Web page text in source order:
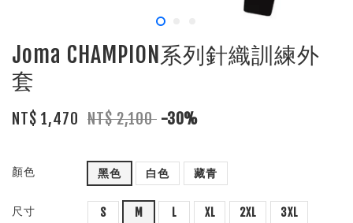
Joma CHAMPION系列針織訓練外
套
NT$ 1,470 NT$ 2,100 -30%
顏色 黑色 白色 藏青
尺寸 S M L XL 2XL
3XL